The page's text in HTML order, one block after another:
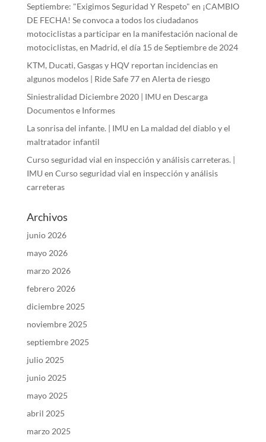
Septiembre: "Exigimos Seguridad Y Respeto" en ¡CAMBIO
DE FECHA! Se convoca a todos los ciudadanos
motociclistas a participar en la manifestación nacional de
motociclistas, en Madrid, el día 15 de Septiembre de 2024
KTM, Ducati, Gasgas y HQV reportan incidencias en
algunos modelos | Ride Safe 77en Alerta de riesgo
Siniestralidad Diciembre 2020 | IMU en Descarga
Documentos e Informes
La sonrisa del infante. | IMU en La maldad del diablo y el
maltratador infantil
Curso seguridad vial en inspección y análisis carreteras. |
IMU en Curso seguridad vial en inspección y análisis
carreteras
Archivos
junio 2026
mayo 2026
marzo 2026
febrero 2026
diciembre 2025
noviembre 2025
septiembre 2025
julio 2025
junio 2025
mayo 2025
abril 2025
marzo 2025